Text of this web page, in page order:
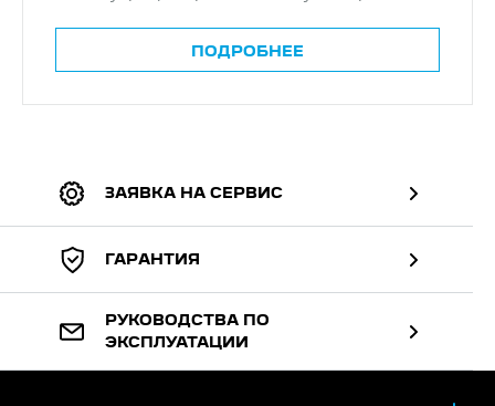
ПОДРОБНЕЕ
ЗАЯВКА НА СЕРВИС
ГАРАНТИЯ
РУКОВОДСТВА ПО
ЭКСПЛУАТАЦИИ